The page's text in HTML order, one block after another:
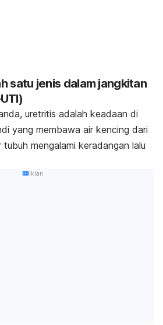
satu jenis dalam jangkitan
uretritis adalah keadaan di
yang membawa air kencing dari
mengalami keradangan lalu
Iklan